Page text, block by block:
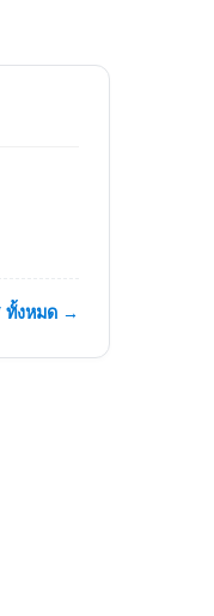
ทั้งหมด →